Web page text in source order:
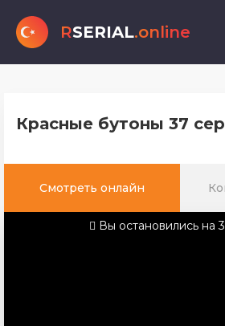
RSERIAL.online
Красные бутоны 37
Смотреть онлайн
Вы остановились на